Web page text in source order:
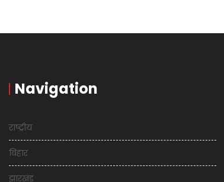
Navigation
राष्ट्रीय
बिहार
झारखंड